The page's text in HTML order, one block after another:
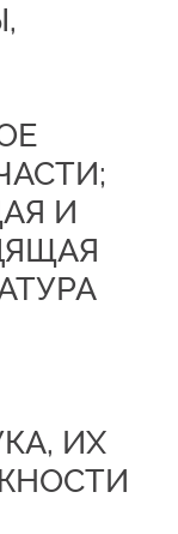
И
ИХ